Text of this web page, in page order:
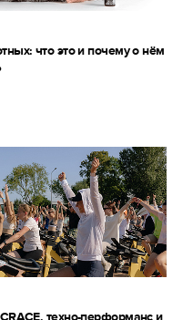
что это и почему о нём
техно-перформанс и